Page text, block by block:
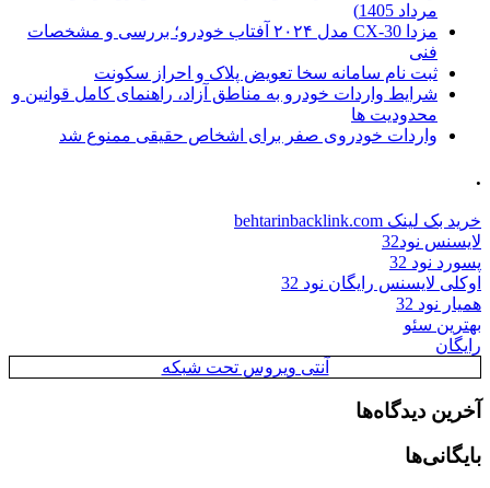
مرداد 1405)
مزدا CX-30 مدل ۲۰۲۴ آفتاب خودرو؛ بررسی و مشخصات
فنی
ثبت نام سامانه سخا تعویض پلاک و احراز سکونت
شرایط واردات خودرو به مناطق آزاد، راهنمای کامل قوانین و
محدودیت ها
واردات خودروی صفر برای اشخاص حقیقی ممنوع شد
.
خرید بک لینک behtarinbacklink.com
لایسنس نود32
پسورد نود 32
اوکلی لایسنس رایگان نود 32
همیار نود 32
بهترین سئو
رایگان
آنتی ویروس تحت شبکه
آخرین دیدگاه‌ها
بایگانی‌ها